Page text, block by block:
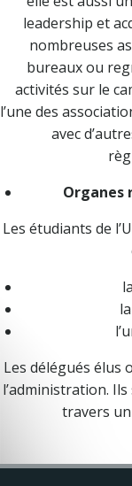
leadership et
nombreuses
bureaux ou
activités sur le
l’une des
avec
Organes
Les étudiants de
Les délégués élus
l’administration.
travers